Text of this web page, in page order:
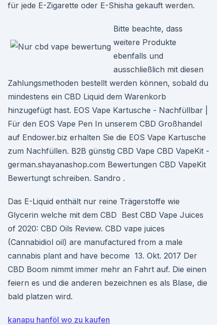
für jede E-Zigarette oder E-Shisha gekauft werden.
Bitte beachte, dass
weitere Produkte
ebenfalls und
ausschließlich mit diesen
Zahlungsmethoden bestellt werden können, sobald du
mindestens ein CBD Liquid dem Warenkorb
hinzugefügt hast. EOS Vape Kartusche - Nachfüllbar |
Für den EOS Vape Pen In unserem CBD Großhandel
auf Endower.biz erhalten Sie die EOS Vape Kartusche
zum Nachfüllen. B2B günstig CBD Vape CBD VapeKit -
german.shayanashop.com Bewertungen CBD VapeKit
Bewertungt schreiben. Sandro .
Das E-Liquid enthält nur reine Trägerstoffe wie
Glycerin welche mit dem CBD Best CBD Vape Juices
of 2020: CBD Oils Review. CBD vape juices
(Cannabidiol oil) are manufactured from a male
cannabis plant and have become 13. Okt. 2017 Der
CBD Boom nimmt immer mehr an Fahrt auf. Die einen
feiern es und die anderen bezeichnen es als Blase, die
bald platzen wird.
kanapu hanföl wo zu kaufen